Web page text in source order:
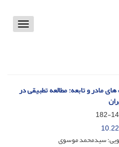
Toggle
مادر و تابعه: مطالعه تطبیقی در
سیدمحمد موسوی